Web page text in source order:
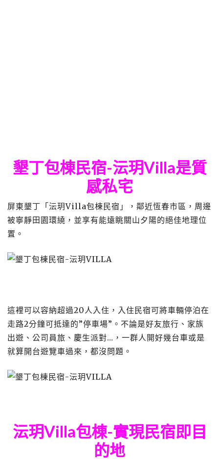
墾丁包棟民宿-沄玥Villa是質
感私宅
屏東墾丁「沄玥Villa包棟民宿」，鄰近恆春市區，周邊
被寧靜田園環繞，並享有能遠眺關山夕陽的絕佳地理位
置。
這裡可以容納超過20人入住，入住民宿可將車輛停泊在
走路2分鐘可抵達的”停車場”。不論是好友旅行、家族
出遊、公司員旅、慶生派對…，一群人開好幾台車或是
就算開台遊覽車過來，都沒問題。
沄玥Villa包棟-實現民宿即目
的地